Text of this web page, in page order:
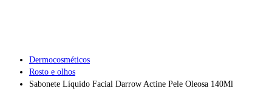
Dermocosméticos
Rosto e olhos
Sabonete Líquido Facial Darrow Actine Pele Oleosa 140Ml